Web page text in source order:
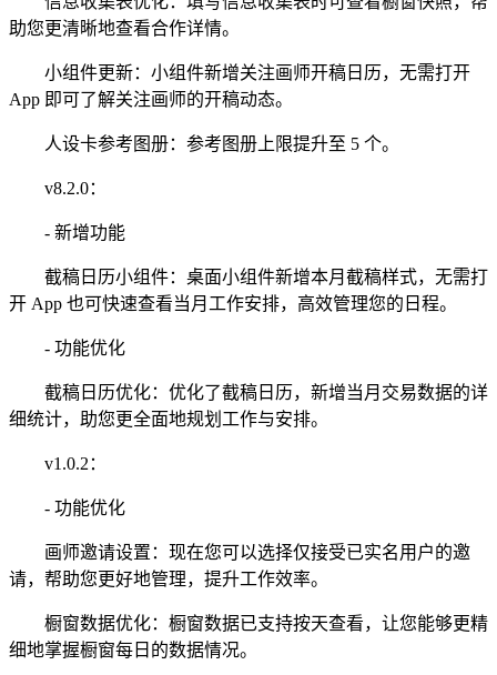
助您更清晰地查看合作详情。
小组件更新：小组件新增关注画师开稿日历，无需打开
App 即可了解关注画师的开稿动态。
人设卡参考图册：参考图册上限提升至 5 个。
v8.2.0：
- 新增功能
截稿日历小组件：桌面小组件新增本月截稿样式，无需打
开 App 也可快速查看当月工作安排，高效管理您的日程。
- 功能优化
截稿日历优化：优化了截稿日历，新增当月交易数据的详
细统计，助您更全面地规划工作与安排。
v1.0.2：
- 功能优化
画师邀请设置：现在您可以选择仅接受已实名用户的邀
请，帮助您更好地管理，提升工作效率。
橱窗数据优化：橱窗数据已支持按天查看，让您能够更精
细地掌握橱窗每日的数据情况。